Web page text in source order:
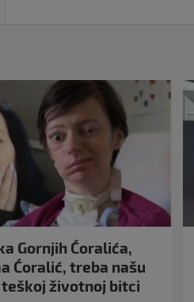
Gornjih Ćoralića,
Ćoralić, treba našu
teškoj životnoj bitci